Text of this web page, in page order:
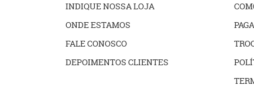
INDIQUE NOSSA LOJA
ONDE ESTAMOS
FALE CONOSCO
DEPOIMENTOS CLIENTES